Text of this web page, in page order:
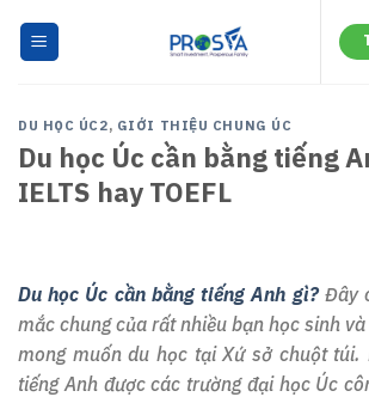
DU HỌC ÚC2, GIỚI THIỆU CHUNG ÚC
Du học Úc cần bằng tiếng
IELTS hay TOEFL
Du học Úc cần bằng tiếng Anh gì? Đây
mắc chung của rất nhiều bạn học sinh
mong muốn du học tại Xứ sở chuột túi.
tiếng Anh được các trường đại học Úc